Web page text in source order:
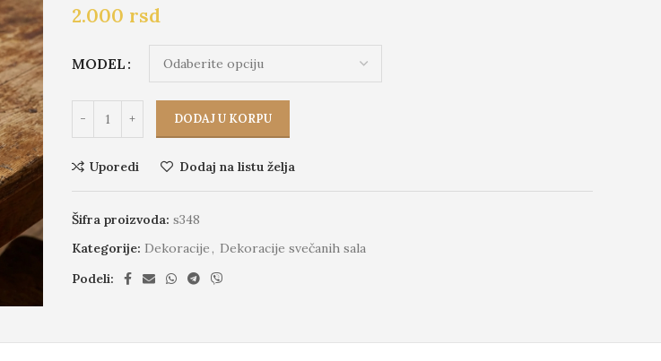
2.000 rsd
MODEL
DODAJ U KORPU
Uporedi Dodaj na listu želja
Šifra proizvoda: s348
Kategorije: Dekoracije, Dekoracije svečanih sala
Podeli: